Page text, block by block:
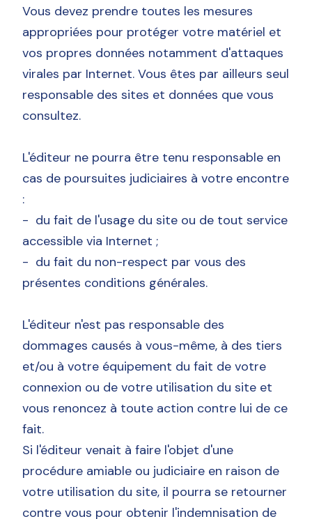
Vous devez prendre toutes les mesures
appropriées pour protéger votre matériel et
vos propres données notamment d'attaques
virales par Internet. Vous êtes par ailleurs seul
responsable des sites et données que vous
consultez.
L'éditeur ne pourra être tenu responsable en
cas de poursuites judiciaires à votre encontre
:
- du fait de l'usage du site ou de tout service
accessible via Internet ;
- du fait du non-respect par vous des
présentes conditions générales.
L'éditeur n'est pas responsable des
dommages causés à vous-même, à des tiers
et/ou à votre équipement du fait de votre
connexion ou de votre utilisation du site et
vous renoncez à toute action contre lui de ce
fait.
Si l'éditeur venait à faire l'objet d'une
procédure amiable ou judiciaire en raison de
votre utilisation du site, il pourra se retourner
contre vous pour obtenir l'indemnisation de